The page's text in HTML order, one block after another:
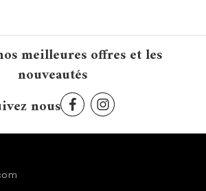
meilleures offres et les
nouveautés
nous